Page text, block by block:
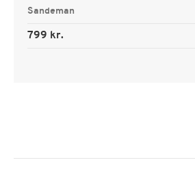
Sandeman
799 kr.